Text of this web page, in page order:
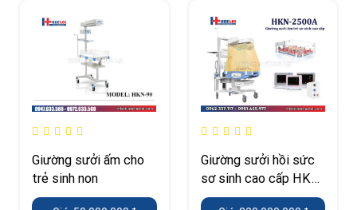
Giường sưởi ấm cho
trẻ sinh non
Giường sưởi hồi sức
sơ sinh cao cấp HKN-
2500A-NINGBO-